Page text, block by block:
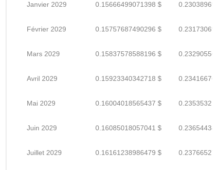
Janvier 2029 0.15666499071398 $
Février 2029 0.15757687490296 $
Mars 2029 0.15837578588196 $
Avril 2029 0.15923340342718 $
Mai 2029 0.16004018565437 $
Juin 2029 0.16085018057041 $
Juillet 2029 0.16161238986479 $